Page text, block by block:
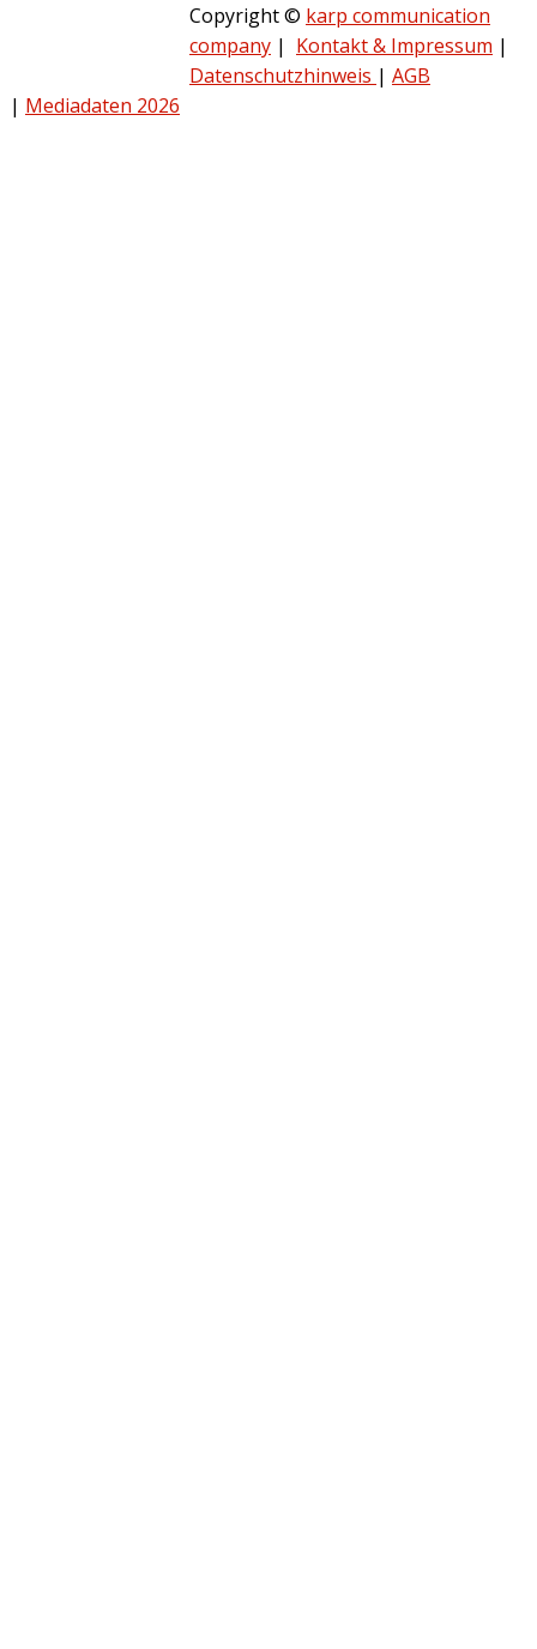
Copyright © karp communication
company | Kontakt & Impressum |
Datenschutzhinweis | AGB
| Mediadaten 2026